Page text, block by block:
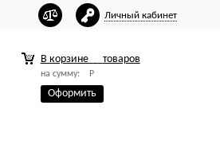
Личный кабинет
В корзине товаров
на сумму: Р
Оформить